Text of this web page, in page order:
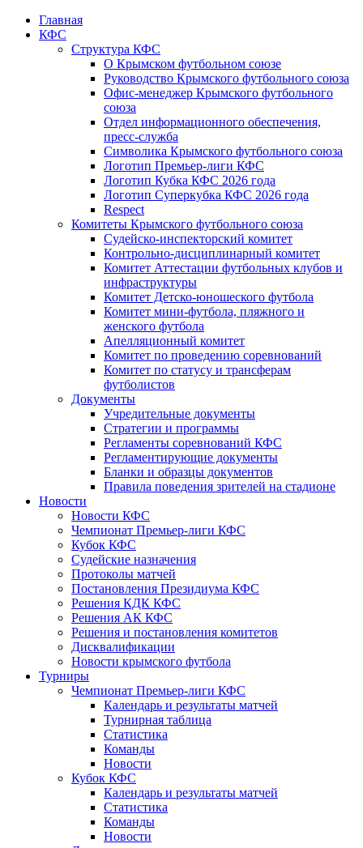
Главная
КФС
Структура КФС
О Крымском футбольном союзе
Руководство Крымского футбольного союза
Офис-менеджер Крымского футбольного
союза
Отдел информационного обеспечения,
пресс-служба
Символика Крымского футбольного союза
Логотип Премьер-лиги КФС
Логотип Кубка КФС 2026 года
Логотип Суперкубка КФС 2026 года
Respect
Комитеты Крымского футбольного союза
Судейско-инспекторский комитет
Контрольно-дисциплинарный комитет
Комитет Аттестации футбольных клубов и
инфраструктуры
Комитет Детско-юношеского футбола
Комитет мини-футбола, пляжного и
женского футбола
Апелляционный комитет
Комитет по проведению соревнований
Комитет по статусу и трансферам
футболистов
Документы
Учредительные документы
Стратегии и программы
Регламенты соревнований КФС
Регламентирующие документы
Бланки и образцы документов
Правила поведения зрителей на стадионе
Новости
Новости КФС
Чемпионат Премьер-лиги КФС
Кубок КФС
Судейские назначения
Протоколы матчей
Постановления Президиума КФС
Решения КДК КФС
Решения АК КФС
Решения и постановления комитетов
Дисквалификации
Новости крымского футбола
Турниры
Чемпионат Премьер-лиги КФС
Календарь и результаты матчей
Турнирная таблица
Статистика
Команды
Новости
Кубок КФС
Календарь и результаты матчей
Статистика
Команды
Новости